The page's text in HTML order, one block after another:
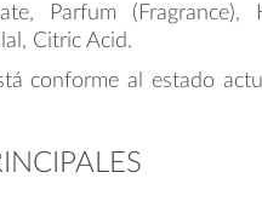
Parfum (Fragrance),
Citric Acid.
conforme al estado